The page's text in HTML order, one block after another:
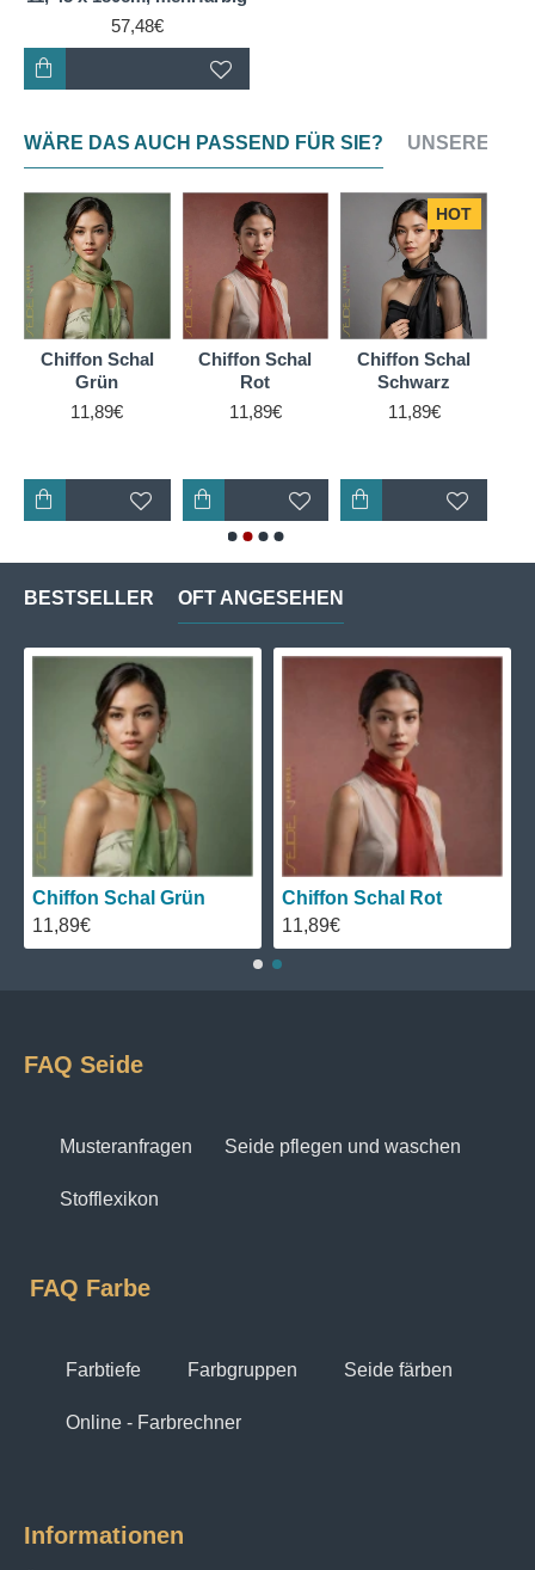
57,48€
WÄRE DAS AUCH PASSEND FÜR SIE? UNSERE
Chiffon Schal
Grün
11,89€
Chiffon Schal
Rot
11,89€
HOT
Chiffon Schal
Schwarz
11,89€
BESTSELLER OFT ANGESEHEN
Chiffon Schal Grün
11,89€
Chiffon Schal Rot
11,89€
FAQ Seide
Musteranfragen Seide pflegen und waschen
Stofflexikon
FAQ Farbe
Farbtiefe Farbgruppen Seide färben
Online - Farbrechner
Informationen